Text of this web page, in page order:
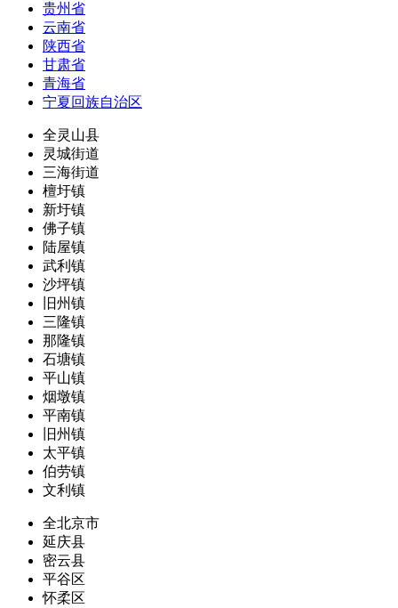
贵州省
云南省
陕西省
甘肃省
青海省
宁夏回族自治区
全灵山县
灵城街道
三海街道
檀圩镇
新圩镇
佛子镇
陆屋镇
武利镇
沙坪镇
旧州镇
三隆镇
那隆镇
石塘镇
平山镇
烟墩镇
平南镇
旧州镇
太平镇
伯劳镇
文利镇
全北京市
延庆县
密云县
平谷区
怀柔区